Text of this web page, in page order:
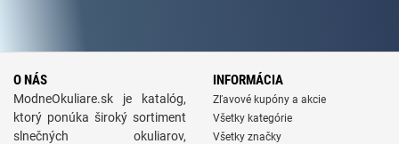
O NÁS
ModneOkuliare.sk je katalóg,
ktorý ponúka široký sortiment
slnečných okuliarov,
INFORMÁCIA
Zľavové kupóny a akcie
Všetky kategórie
Všetky značky